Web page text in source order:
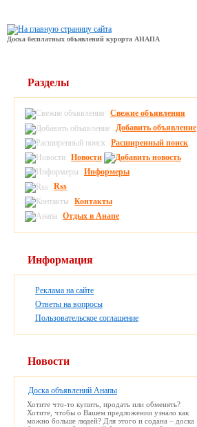
Доска бесплатных объявлений курорта АНАПА
Разделы
Свежие объявления
Добавить объявление
Расширенный поиск
Новости
Информеры
Rss
Контакты
Отдых в Анапе
Информация
Реклама на сайте
Ответы на вопросы
Пользовательское соглашение
Новости
Доска объявлений Анапы
Хотите что-то купить, продать или обменять?
Хотите, чтобы о Вашем предложении узнало как
можно больше людей? Для этого и содана – доска